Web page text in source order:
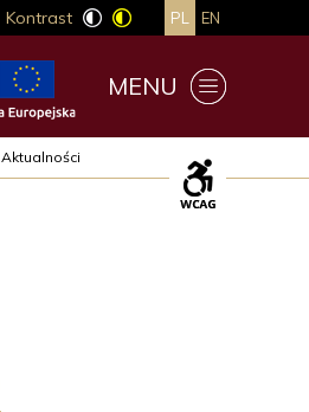
MENU
Kontrast PL EN
Aktualności